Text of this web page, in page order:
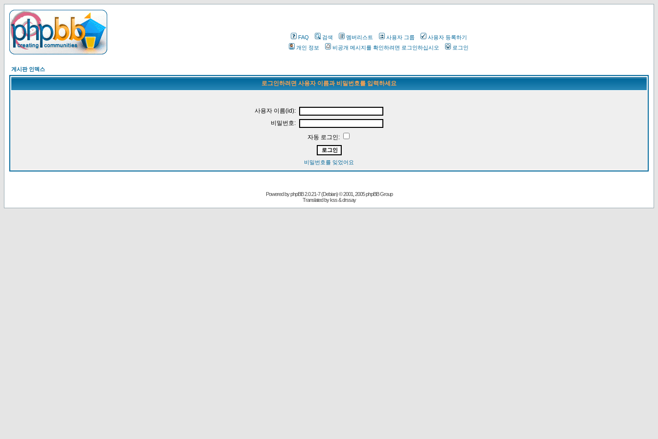
FAQ 검색 멤버리스트 사용자 그룹
사용자 등록하기
개인 정보
비공개 메시지를 확인하려면 로그인하십시오 로그인
게시판 인덱스
로그인하려면 사용자 이름과 비밀번호를 입력하세요
사용자 이름(id):
비밀번호:
자동 로그인:
비밀번호를 잊었어요
Powered byphpBB2.0.21-7 (Debian) © 2001, 2005 phpBB Group
Translated by kss & drssay